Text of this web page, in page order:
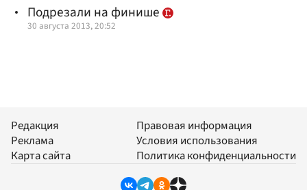
Подрезали на финише
30 августа 2013, 20:52
Редакция
Реклама
Карта сайта
Правовая информация
Условия использования
Политика конфиденциальности